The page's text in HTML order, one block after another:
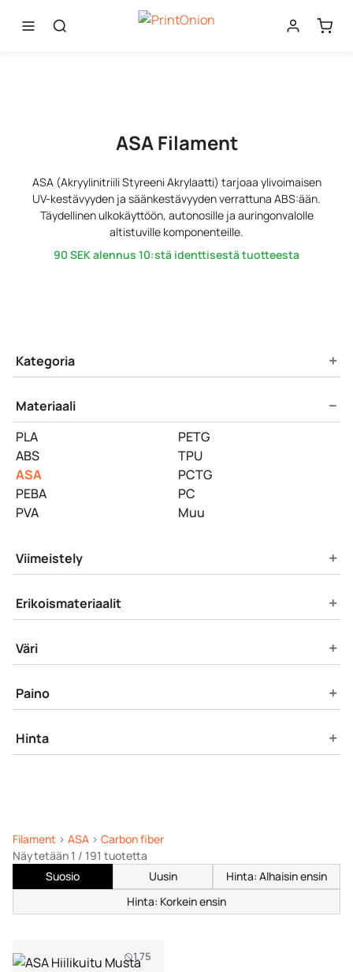
ASA Filament
ASA (Akryylinitriili Styreeni Akrylaatti) tarjoaa ylivoimaisen
UV-kestävyyden ja säänkestävyyden verrattuna ABS:ään.
Täydellinen ulkokäyttöön, autonosille ja auringonvalolle
altistuville komponenteille.
90 SEKalennus 10:stä identtisestä tuotteesta
Product Filters
Kategoria +
Materiaali −
PLA
PETG
ABS
TPU
ASA
PCTG
PEBA
PC
PVA
Muu
Viimeistely +
Erikoismateriaalit +
Väri +
Paino +
Hinta +
Filament > ASA > Carbon fiber
Näytetään 1 / 191 tuotetta
Suosio
Uusin
Hinta: Alhaisin ensin
Hinta: Korkein ensin
1.75